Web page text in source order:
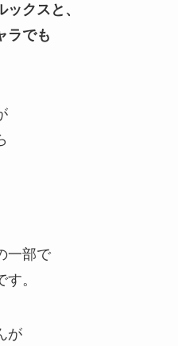
クスと、
ラでも
一部で
。
が